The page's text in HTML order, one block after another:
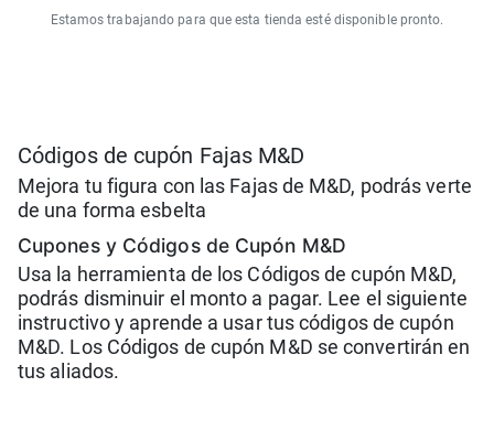
Estamos trabajando para que esta tienda esté disponible pronto.
Códigos de cupón Fajas M&D
Mejora tu figura con las Fajas de M&D, podrás verte
de una forma esbelta
Cupones y Códigos de Cupón M&D
Usa la herramienta de los Códigos de cupón M&D,
podrás disminuir el monto a pagar. Lee el siguiente
instructivo y aprende a usar tus códigos de cupón
M&D. Los Códigos de cupón M&D se convertirán en
tus aliados.